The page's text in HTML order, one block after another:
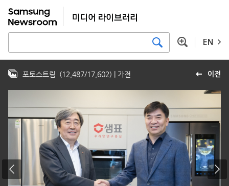
EN
이전
포토스트림 (12,487/17,602) | 가전